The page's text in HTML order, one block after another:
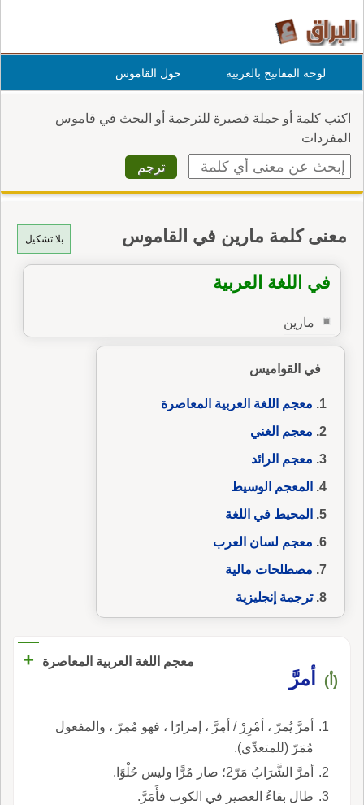
لوحة المفاتيح بالعربية حول القاموس
اكتب كلمة أو جملة قصيرة للترجمة أو البحث في قاموس
المفردات
بلا تشكيل معنى كلمة مارين في القاموس
في اللغة العربية
مارين
في القواميس
معجم اللغة العربية المعاصرة
معجم الغني
معجم الرائد
المعجم الوسيط
المحيط في اللغة
معجم لسان العرب
مصطلحات مالية
ترجمة إنجليزية
معجم اللغة العربية المعاصرة +
(أ) أمرَّ
أمرَّ يُمرّ ، أمْرِرْ / أمِرَّ ، إمرارًا ، فهو مُمِرّ ، والمفعول
مُمَرّ (للمتعدِّي).
أمرَّ الشَّرَابُ مَرّ2؛ صار مُرًّا وليس حُلْوًا.
طال بقاءُ العصير في الكوب فأَمَرَّ.